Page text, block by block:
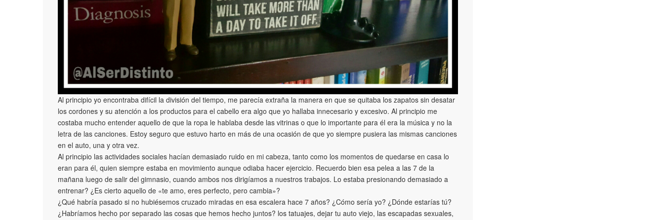
Al principio yo encontraba difícil la división del tiempo, me parecía extraña la manera en que se quitaba los zapatos sin desatar
los cordones y su atención a los productos para el cabello era algo que yo hallaba innecesario y excesivo. Al principio me
costaba mucho entender aquello de que la ropa le hablaba desde las vitrinas o que lo importante para él era la música y no la
letra de las canciones. Estoy seguro que estuvo harto en más de una ocasión de que yo siempre pusiera las mismas canciones
en el auto, una y otra vez.
Al principio las actividades sociales hacían demasiado ruido en mi cabeza, tanto como los momentos de quedarse en casa lo
eran para él, quien siempre estaba en movimiento aunque odiaba hacer ejercicio. Recuerdo bien esa pelea a las 7 de la
mañana luego de salir del gimnasio, cuando ambos nos dirigíamos a nuestros trabajos. Lo estaba presionando demasiado a
entrenar? ¿Es cierto aquello de «te amo, eres perfecto, pero cambia»?
¿Qué habría pasado si no hubiésemos cruzado miradas en esa escalera hace 7 años? ¿Cómo sería yo? ¿Dónde estarías tú?
¿Habríamos hecho por separado las cosas que hemos hecho juntos? los tatuajes, dejar tu auto viejo, las escapadas sexuales,